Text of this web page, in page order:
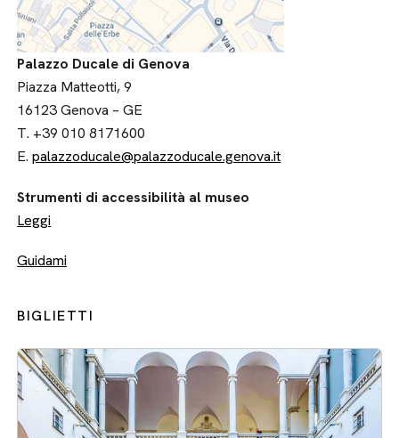
Palazzo Ducale di Genova
Piazza Matteotti, 9
16123 Genova – GE
T. +39 010 8171600
E.palazzoducale@palazzoducale.genova.it
Strumenti di accessibilità al museo
Leggi
Guidami
BIGLIETTI